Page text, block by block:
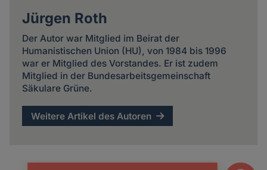
Jürgen Roth
Der Autor war Mitglied im Beirat der
Humanistischen Union (HU), von 1984 bis 1996
war er Mitglied des Vorstandes. Er ist zudem
Mitglied in der Bundesarbeitsgemeinschaft
Säkulare Grüne.
Weitere Artikel des Autoren